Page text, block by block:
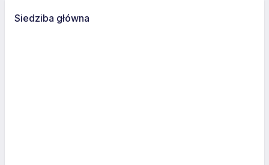
Siedziba główna